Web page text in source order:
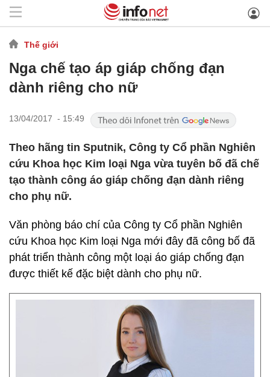
Thế giới
Nga chế tạo áp giáp chống đạn
dành riêng cho nữ
13/04/2017 - 15:49
Theo hãng tin Sputnik, Công ty Cổ phần Nghiên
cứu Khoa học Kim loại Nga vừa tuyên bố đã chế
tạo thành công áo giáp chống đạn dành riêng
cho phụ nữ.
Văn phòng báo chí của Công ty Cổ phần Nghiên
cứu Khoa học Kim loại Nga mới đây đã công bố đã
phát triển thành công một loại áo giáp chống đạn
được thiết kế đặc biệt dành cho phụ nữ.